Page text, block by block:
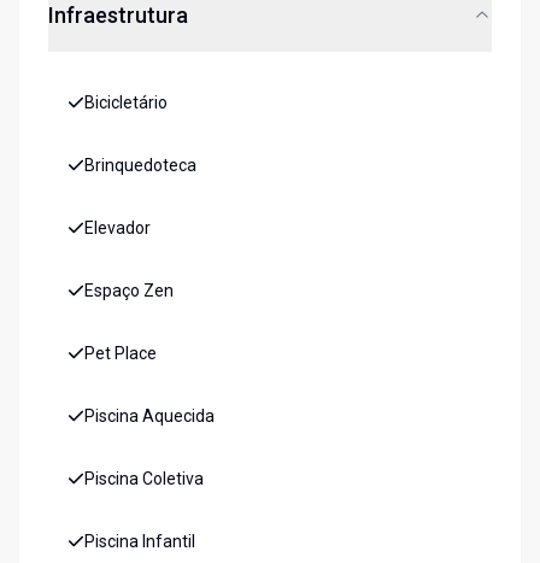
Infraestrutura
Bicicletário
Brinquedoteca
Elevador
Espaço Zen
Pet Place
Piscina Aquecida
Piscina Coletiva
Piscina Infantil